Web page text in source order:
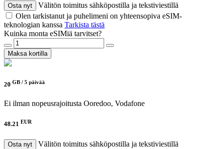
Osta nyt
Välitön toimitus sähköpostilla ja tekstiviestillä
Olen tarkistanut ja puhelimeni on yhteensopiva eSIM-
teknologian kanssa Tarkista tästä
Kuinka monta eSIMiä tarvitset?
Maksa kortilla
20 GB / 5 päivää
Ei ilman nopeusrajoitusta Ooredoo, Vodafone
48.21 EUR
Osta nyt
Välitön toimitus sähköpostilla ja tekstiviestillä